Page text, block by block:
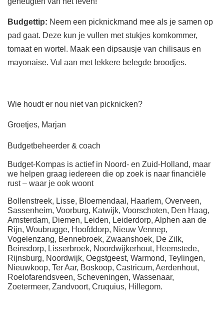
Budgettip: Neem een picknickmand mee als je samen op
pad gaat. Deze kun je vullen met stukjes komkommer,
tomaat en wortel. Maak een dipsausje van chilisaus en
mayonaise. Vul aan met lekkere belegde broodjes.
Wie houdt er nou niet van picknicken?
Groetjes, Marjan
Budgetbeheerder & coach
Budget-Kompas is actief in Noord- en Zuid-Holland, maar
we helpen graag iedereen die op zoek is naar financiële
rust – waar je ook woont
Bollenstreek, Lisse, Bloemendaal, Haarlem, Overveen,
Sassenheim, Voorburg, Katwijk, Voorschoten, Den Haag,
Amsterdam, Diemen, Leiden, Leiderdorp, Alphen aan de
Rijn, Woubrugge, Hoofddorp, Nieuw Vennep,
Vogelenzang, Bennebroek, Zwaanshoek, De Zilk,
Beinsdorp, Lisserbroek, Noordwijkerhout, Heemstede,
Rijnsburg, Noordwijk, Oegstgeest, Warmond, Teylingen,
Nieuwkoop, Ter Aar, Boskoop, Castricum, Aerdenhout,
Roelofarendsveen, Scheveningen, Wassenaar,
Zoetermeer, Zandvoort, Cruquius, Hillegom.